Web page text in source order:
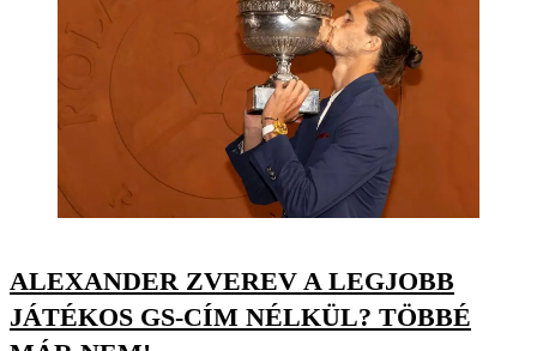
ALEXANDER ZVEREV A LEGJOBB
JÁTÉKOS GS-CÍM NÉLKÜL? TÖBBÉ